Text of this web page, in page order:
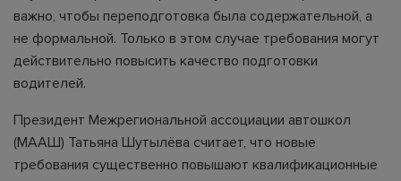
важно, чтобы переподготовка была содержательной, а
не формальной. Только в этом случае требования могут
действительно повысить качество подготовки
водителей.
Президент Межрегиональной ассоциации автошкол
(МААШ) Татьяна Шутылёва считает, что новые
требования существенно повышают квалификационные